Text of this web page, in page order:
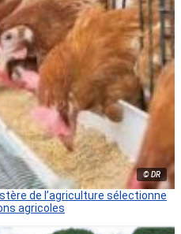
© DR
de l’agriculture sélectionne
agricoles